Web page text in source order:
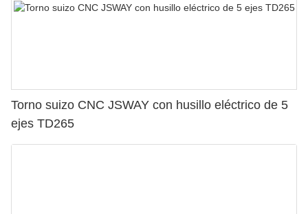
Torno suizo CNC JSWAY con husillo eléctrico de 5
ejes TD265